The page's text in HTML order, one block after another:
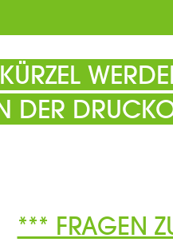
DER
*** FRAGEN